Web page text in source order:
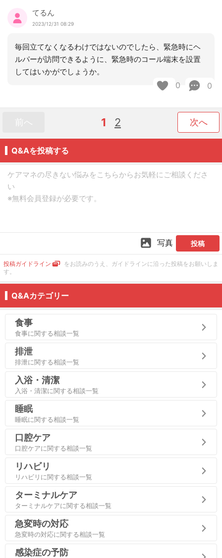
てるん
2023/12/31 08:29
毎回立てなくなるわけではないのでしたら、緊急時にヘ
ルパーが訪問できるように、緊急時のコール端末を設置
してはいかがでしょうか。
0 0
前へ 1 2 次へ
Q&Aを投稿する
写真 投稿
投稿ガイドライン
をお読みのうえ、ガイドラインに沿った投稿をお願いしま
す。
Q&Aカテゴリー
食事
食事に関する相談一覧
排泄
排泄に関する相談一覧
入浴・清潔
入浴・清潔に関する相談一覧
睡眠
睡眠に関する相談一覧
口腔ケア
口腔ケアに関する相談一覧
リハビリ
リハビリに関する相談一覧
ターミナルケア
ターミナルケアに関する相談一覧
急変時の対応
急変時の対応に関する相談一覧
感染症の予防